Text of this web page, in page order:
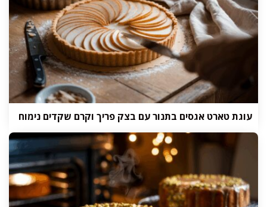
עוגת טארט אגסים בתנור עם בצק פריך וקרם שקדים נימוח